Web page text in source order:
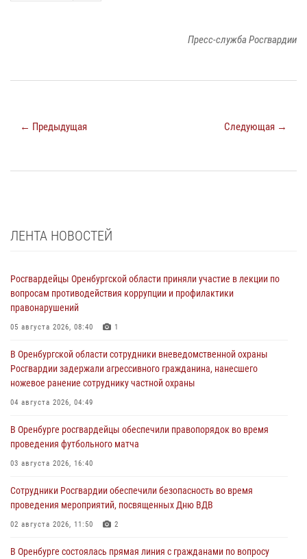
Пресс-служба Росгвардии
← Предыдущая Следующая →
ЛЕНТА НОВОСТЕЙ
Росгвардейцы Оренбургской области приняли участие в лекции по
вопросам противодействия коррупции и профилактики
правонарушений
05 августа 2026, 08:40 1
В Оренбургской области сотрудники вневедомственной охраны
Росгвардии задержали агрессивного гражданина, нанесшего
ножевое ранение сотруднику частной охраны
04 августа 2026, 04:49
В Оренбурге росгвардейцы обеспечили правопорядок во время
проведения футбольного матча
03 августа 2026, 16:40
Сотрудники Росгвардии обеспечили безопасность во время
проведения мероприятий, посвященных Дню ВДВ
02 августа 2026, 11:50 2
В Оренбурге состоялась прямая линия с гражданами по вопросу